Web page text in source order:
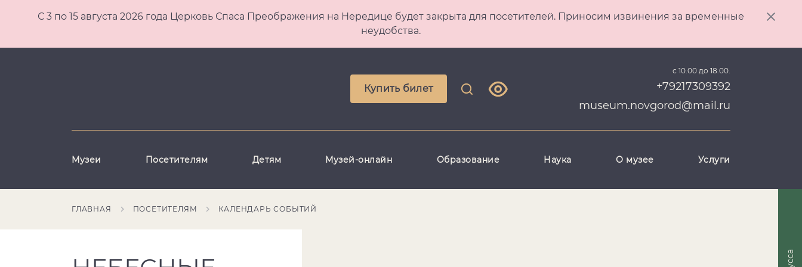
С 3 по 15 августа 2026 года Церковь Спаса Преображения на Нередице будет закрыта для посетителей. Приносим извинения за временные
неудобства.
Купить билет
с 10.00 до 18.00.
+79217309392
museum.novgorod@mail.ru
Музеи Посетителям Детям Музей-онлайн Образование Наука О музее Услуги
ГЛАВНАЯ ПОСЕТИТЕЛЯМ КАЛЕНДАРЬ СОБЫТИЙ